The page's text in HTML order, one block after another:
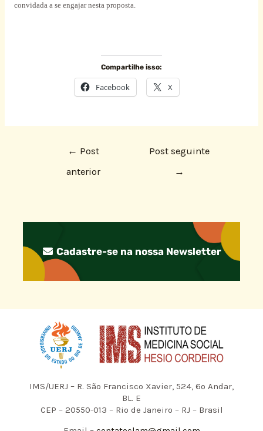
convidada a se engajar nesta proposta.
Compartilhe isso:
Facebook X
← Post
anterior
Post seguinte
→
Cadastre-se na nossa Newsletter
IMS/UERJ – R. São Francisco Xavier, 524, 6º Andar,
BL. E
CEP – 20550-013 – Rio de Janeiro – RJ – Brasil